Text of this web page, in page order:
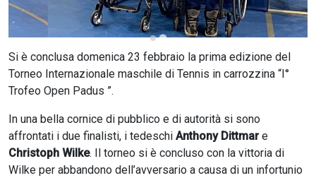
Si è conclusa domenica 23 febbraio la prima edizione del
Torneo Internazionale maschile di Tennis in carrozzina “I°
Trofeo Open Padus ”.
In una bella cornice di pubblico e di autorità si sono
affrontati i due finalisti, i tedeschi Anthony Dittmare
Christoph Wilke. Il torneo si è concluso con la vittoria di
Wilke per abbandono dell’avversario a causa di un infortunio